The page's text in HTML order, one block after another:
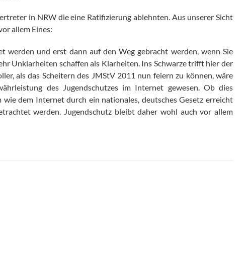
in NRW die eine Ratifizierung ablehnten. Aus unserer Sicht
allem Eines:
werden und erst dann auf den Weg gebracht werden, wenn Sie
Unklarheiten schaffen als Klarheiten. Ins Schwarze trifft hier der
als das Scheitern des JMStV 2011 nun feiern zu können, wäre
des Jugendschutzes im Internet gewesen. Ob dies
dem Internet durch ein nationales, deutsches Gesetz erreicht
werden. Jugendschutz bleibt daher wohl auch vor allem